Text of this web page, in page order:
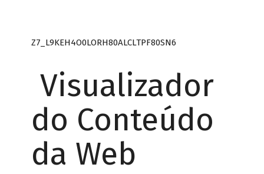
Z7_L9KEH4O0LORH80ALCLTPF80SN6
Visualizador
do Conteúdo
da Web